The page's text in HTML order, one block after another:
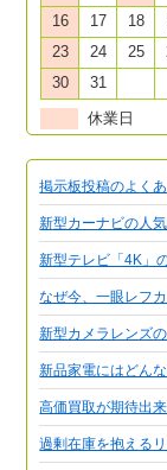
16
17 18
23
24 25
30
31
休業日
掲示板投稿のよく
新型カーナビの人
新型テレビ「4K」
なぜ今、一眼レフ
新型カメラレンズ
新品家電にはどん
高価買取が期待出
過剰在庫を抱える